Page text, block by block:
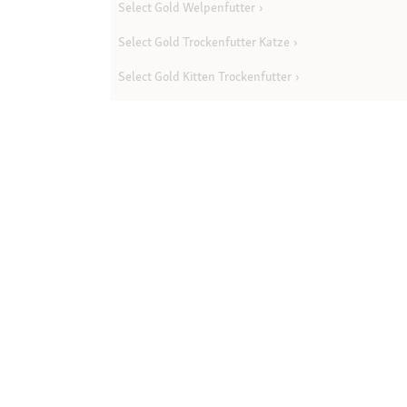
Select Gold Welpenfutter
Select Gold Trockenfutter Katze
Select Gold Kitten Trockenfutter